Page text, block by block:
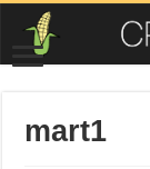
mart1